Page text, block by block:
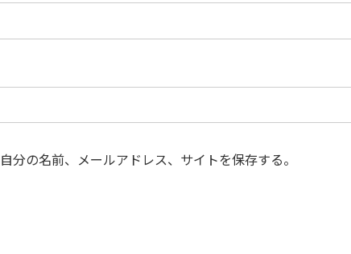
分の名前、メールアドレス、サイトを保存する。